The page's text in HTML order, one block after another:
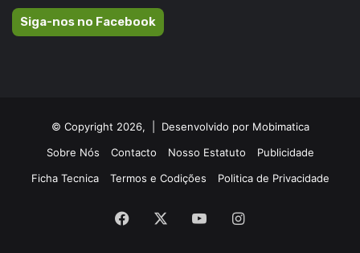
Siga-nos no Facebook
© Copyright 2026, | Desenvolvido por Mobimatica
Sobre Nós
Contacto Nosso Estatuto
Publicidade
Ficha Tecnica
Termos e Codições Politica de Privacidade
Facebook YouTubeInstagram